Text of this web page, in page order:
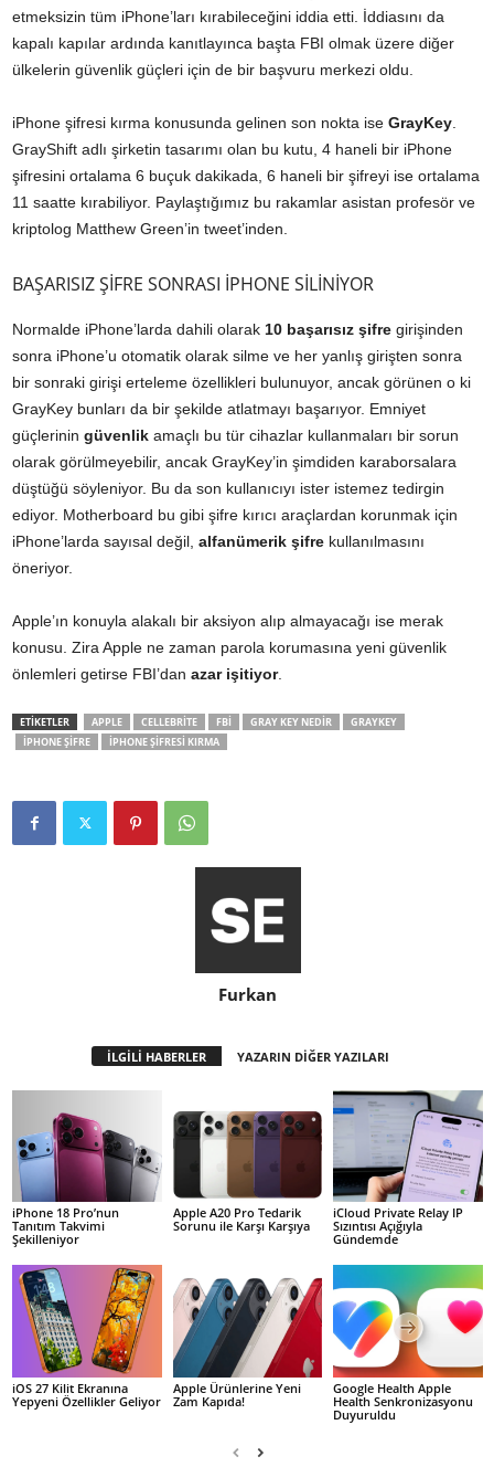
etmeksizin tüm iPhone’ları kırabileceğini iddia etti. İddiasını da
kapalı kapılar ardında kanıtlayınca başta FBI olmak üzere diğer
ülkelerin güvenlik güçleri için de bir başvuru merkezi oldu.
iPhone şifresi kırma konusunda gelinen son nokta ise GrayKey
GrayShift adlı şirketin tasarımı olan bu kutu, 4 haneli bir iPhone
şifresini ortalama 6 buçuk dakikada, 6 haneli bir şifreyi ise ortalama
11 saatte kırabiliyor. Paylaştığımız bu rakamlar asistan profesör ve
kriptolog Matthew Green’in tweet’inden.
BAŞARISIZ ŞİFRE SONRASI İPHONE SİLİNİYOR
Normalde iPhone’larda dahili olarak 10 başarısız şifre girişinden
sonra iPhone’u otomatik olarak silme ve her yanlış girişten sonra
bir sonraki girişi erteleme özellikleri bulunuyor, ancak görünen o ki
GrayKey bunları da bir şekilde atlatmayı başarıyor. Emniyet
güçlerinin güvenlik amaçlı bu tür cihazlar kullanmaları bir sorun
olarak görülmeyebilir, ancak GrayKey’in şimdiden karaborsalara
düştüğü söyleniyor. Bu da son kullanıcıyı ister istemez tedirgin
ediyor. Motherboard bu gibi şifre kırıcı araçlardan korunmak için
iPhone’larda sayısal değil, alfanümerik şifre kullanılmasını
öneriyor.
Apple’ın konuyla alakalı bir aksiyon alıp almayacağı ise merak
konusu. Zira Apple ne zaman parola korumasına yeni güvenlik
önlemleri getirse FBI’dan azar işitiyor.
ETİKETLER APPLE CELLEBRITE FBI GRAY KEY NEDIR
GRAYKEY
IPHONE ŞIFRE
IPHONE ŞIFRESI KIRMA
Furkan
İLGİLİ HABERLER YAZARIN DİĞER YAZILARI
iPhone 18 Pro’nun
Tanıtım Takvimi
Şekilleniyor
Apple A20 Pro Tedarik
Sorunu ile Karşı Karşıya
iCloud Private Relay IP
Sızıntısı Açığıyla
Gündemde
iOS 27 Kilit Ekranına
Yepyeni Özellikler Geliyor
Apple Ürünlerine Yeni
Zam Kapıda!
Google Health Apple
Health Senkronizasyonu
Duyuruldu